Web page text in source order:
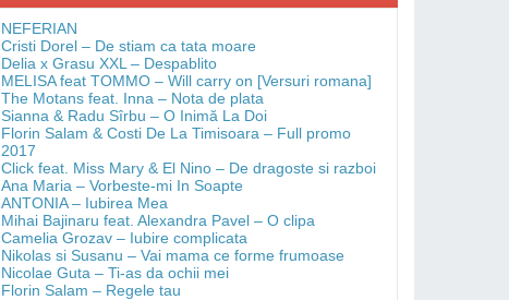
NEFERIAN
Cristi Dorel – De stiam ca tata moare
Delia x Grasu XXL – Despablito
MELISA feat TOMMO – Will carry on [Versuri romana]
The Motans feat. Inna – Nota de plata
Sianna & Radu Sîrbu – O Inimă La Doi
Florin Salam & Costi De La Timisoara – Full promo
2017
Click feat. Miss Mary & El Nino – De dragoste si razboi
Ana Maria – Vorbeste-mi In Soapte
ANTONIA – Iubirea Mea
Mihai Bajinaru feat. Alexandra Pavel – O clipa
Camelia Grozav – Iubire complicata
Nikolas si Susanu – Vai mama ce forme frumoase
Nicolae Guta – Ti-as da ochii mei
Florin Salam – Regele tau